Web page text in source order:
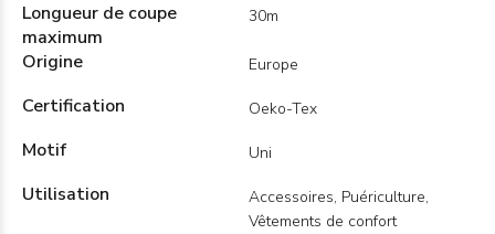
Longueur de coupe
maximum
30m
Origine Europe
Certification Oeko-Tex
Motif Uni
Utilisation
Accessoires, Puériculture,
Vêtements de confort